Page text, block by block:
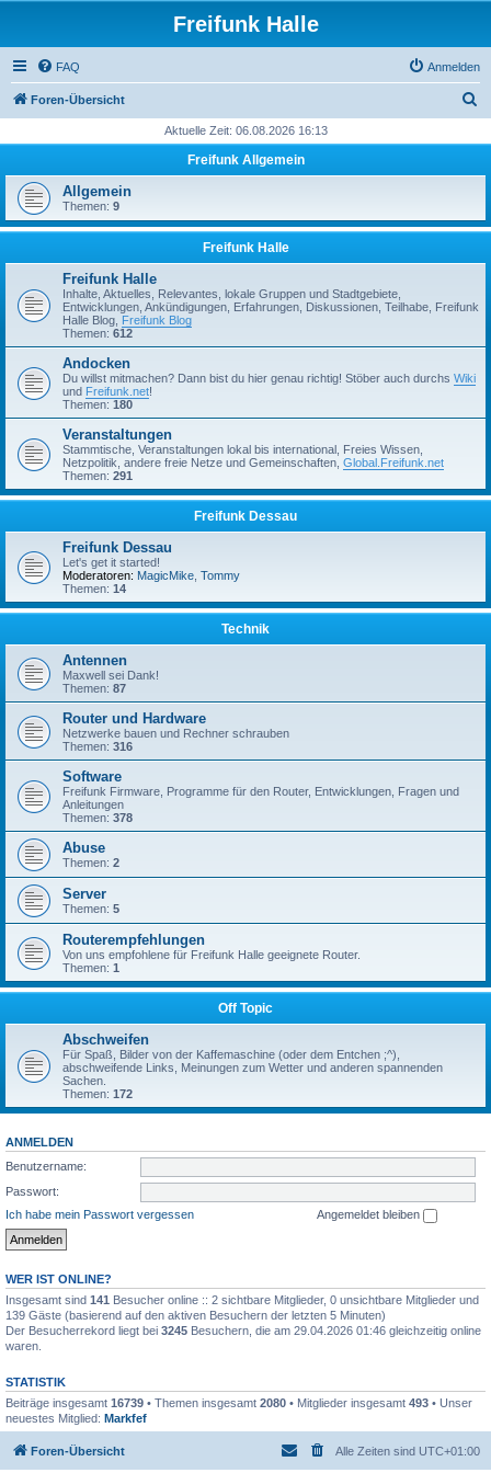
Freifunk Halle
FAQ Anmelden
Foren-Übersicht
h
Aktuelle Zeit: 06.08.2026 16:13
Freifunk Allgemein
Allgemein
Themen: 9
Freifunk Halle
Freifunk Halle
Inhalte, Aktuelles, Relevantes, lokale Gruppen und Stadtgebiete,
Entwicklungen, Ankündigungen, Erfahrungen, Diskussionen, Teilhabe, Freifunk
Halle Blog, Freifunk Blog
Themen: 612
Andocken
Du willst mitmachen? Dann bist du hier genau richtig! Stöber auch durchs Wiki
und Freifunk.net!
Themen: 180
Veranstaltungen
Stammtische, Veranstaltungen lokal bis international, Freies Wissen,
Netzpolitik, andere freie Netze und Gemeinschaften, Global.Freifunk.net
Themen: 291
Freifunk Dessau
Freifunk Dessau
Let's get it started!
Moderatoren: MagicMike Tommy
Themen: 14
Technik
Antennen
Maxwell sei Dank!
Themen: 87
Router und Hardware
Netzwerke bauen und Rechner schrauben
Themen: 316
Software
Freifunk Firmware, Programme für den Router, Entwicklungen, Fragen und
Anleitungen
Themen: 378
Abuse
Themen: 2
Server
Themen: 5
Routerempfehlungen
Von uns empfohlene für Freifunk Halle geeignete Router.
Themen: 1
Off Topic
Abschweifen
Für Spaß, Bilder von der Kaffemaschine (oder dem Entchen ;^),
abschweifende Links, Meinungen zum Wetter und anderen spannenden
Sachen.
Themen: 172
ANMELDEN
Benutzername:
Passwort:
Ich habe mein Passwort vergessen
Angemeldet bleiben
WER IST ONLINE?
Insgesamt sind 141 Besucher online :: 2 sichtbare Mitglieder, 0 unsichtbare Mitglieder und
139 Gäste (basierend auf den aktiven Besuchern der letzten 5 Minuten)
Der Besucherrekord liegt bei 3245 Besuchern, die am 29.04.2026 01:46 gleichzeitig online
waren.
STATISTIK
Beiträge insgesamt 16739 • Themen insgesamt 2080 • Mitglieder insgesamt 493 • Unser
neuestes Mitglied: Markfef
Foren-Übersicht Alle Zeiten sind UTC+01:00